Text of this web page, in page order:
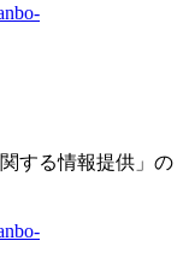
する情報提供」の